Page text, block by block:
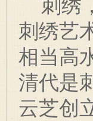
刺绣
刺绣艺
相当高
清代是
云芝创